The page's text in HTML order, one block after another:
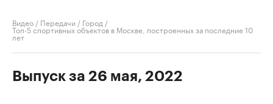
Видео / Передачи / Город /
Топ-5 спортивных объектов в Москве, построенных за последние 10
лет
Выпуск за 26 мая, 2022